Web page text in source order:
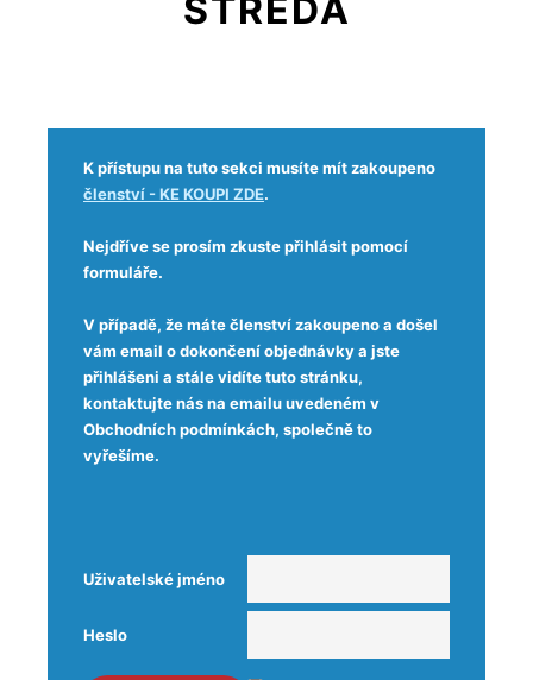
STŘEDA
K přístupu na tuto sekci musíte mít zakoupeno
členství - KE KOUPI ZDE.
Nejdříve se prosím zkuste přihlásit pomocí
formuláře.
V případě, že máte členství zakoupeno a došel
vám email o dokončení objednávky a jste
přihlášeni a stále vidíte tuto stránku,
kontaktujte nás na emailu uvedeném v
Obchodních podmínkách, společně to
vyřešíme.
Uživatelské jméno
Heslo